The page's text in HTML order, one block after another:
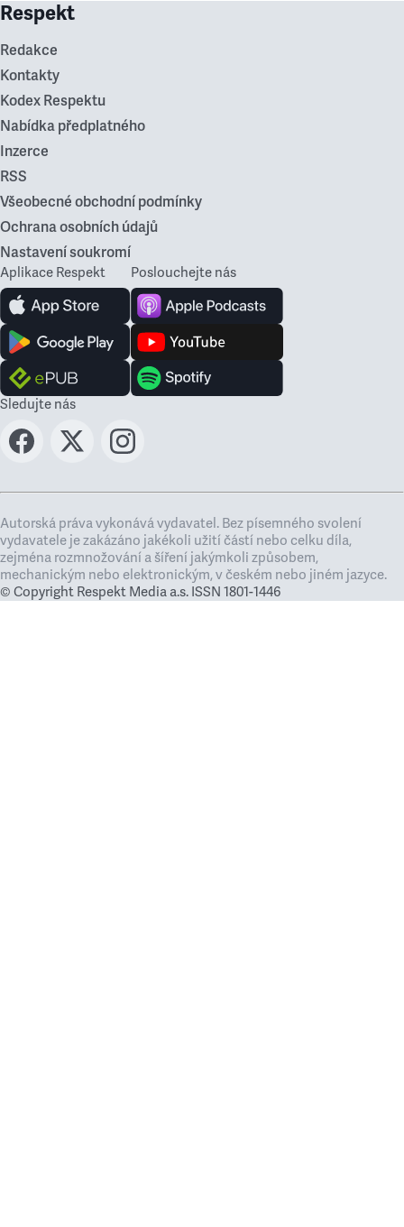
Respekt
Redakce
Kontakty
Kodex Respektu
Nabídka předplatného
Inzerce
RSS
Všeobecné obchodní podmínky
Ochrana osobních údajů
Nastavení soukromí
Aplikace Respekt Poslouchejte nás
Sledujte nás
Autorská práva vykonává vydavatel. Bez písemného svolení
vydavatele je zakázáno jakékoli užití částí nebo celku díla,
zejména rozmnožování a šíření jakýmkoli způsobem,
mechanickým nebo elektronickým, v českém nebo jiném jazyce.
© Copyright Respekt Media a.s. ISSN 1801-1446